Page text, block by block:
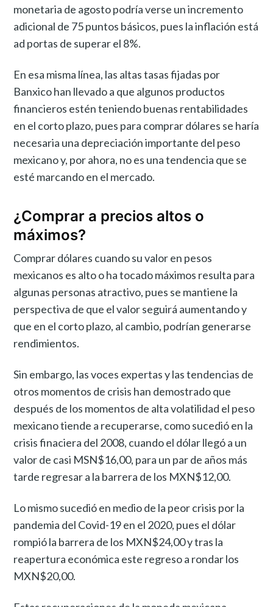
monetaria de agosto podría verse un incremento
adicional de 75 puntos básicos, pues la inflación está
ad portas de superar el 8%.
En esa misma línea, las altas tasas fijadas por
Banxico han llevado a que algunos productos
financieros estén teniendo buenas rentabilidades
en el corto plazo, pues para comprar dólares se haría
necesaria una depreciación importante del peso
mexicano y, por ahora, no es una tendencia que se
esté marcando en el mercado.
¿Comprar a precios altos o
máximos?
Comprar dólares cuando su valor en pesos
mexicanos es alto o ha tocado máximos resulta para
algunas personas atractivo, pues se mantiene la
perspectiva de que el valor seguirá aumentando y
que en el corto plazo, al cambio, podrían generarse
rendimientos.
Sin embargo, las voces expertas y las tendencias de
otros momentos de crisis han demostrado que
después de los momentos de alta volatilidad el peso
mexicano tiende a recuperarse, como sucedió en la
crisis finaciera del 2008, cuando el dólar llegó a un
valor de casi MSN$16,00, para un par de años más
tarde regresar a la barrera de los MXN$12,00.
Lo mismo sucedió en medio de la peor crisis por la
pandemia del Covid-19 en el 2020, pues el dólar
rompió la barrera de los MXN$24,00 y tras la
reapertura económica este regreso a rondar los
MXN$20,00.